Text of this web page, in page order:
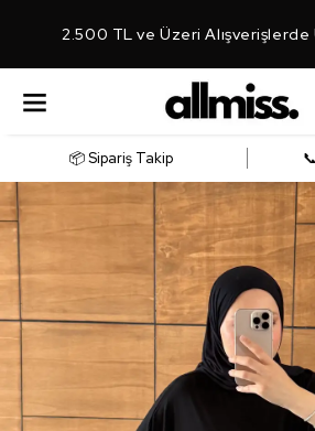
2.500 TL ve Üzeri
📦 Sipariş Takip